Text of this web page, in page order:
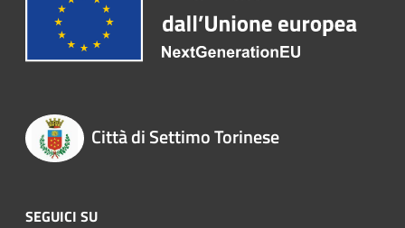
Città di Settimo Torinese
SEGUICI SU